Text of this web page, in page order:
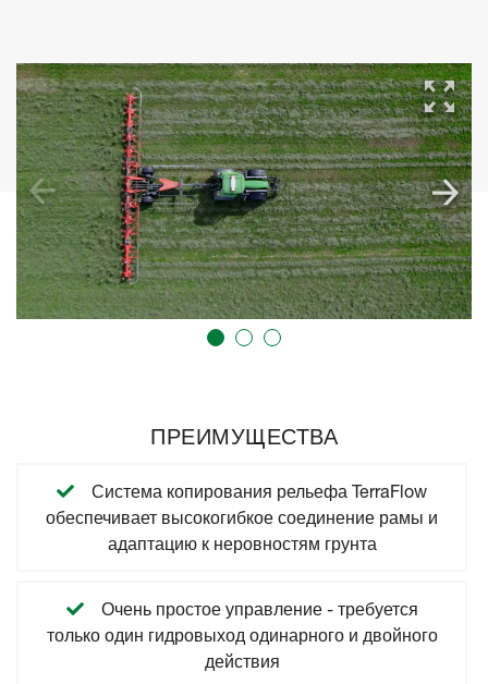
ПРЕИМУЩЕСТВА
Система копирования рельефа TerraFlow
обеспечивает высокогибкое соединение рамы и
адаптацию к неровностям грунта
Очень простое управление - требуется
только один гидровыход одинарного и двойного
действия